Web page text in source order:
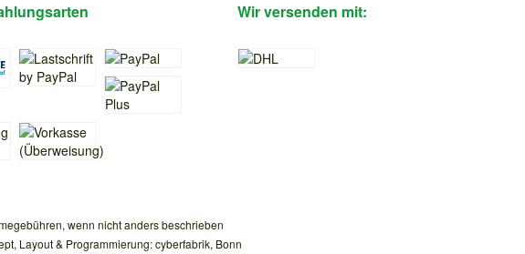
Wir versenden mit:
wenn nicht anders beschrieben
Layout & Programmierung: cyberfabrik, Bonn